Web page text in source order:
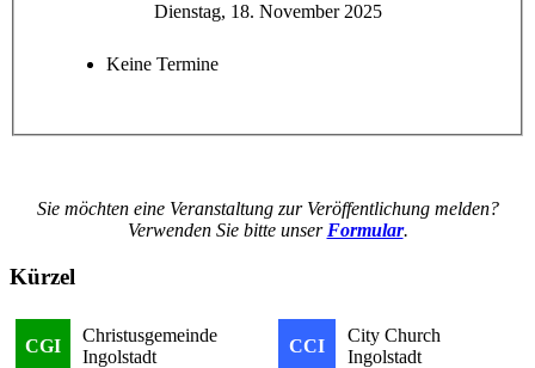
Dienstag, 18. November 2025
Keine Termine
Sie möchten eine Veranstaltung zur Veröffentlichung melden?
Verwenden Sie bitte unserFormular.
Kürzel
CGI
Christusgemeinde
Ingolstadt
CCI
City Church
Ingolstadt